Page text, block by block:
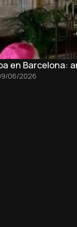
en Barcelona:
06/2026